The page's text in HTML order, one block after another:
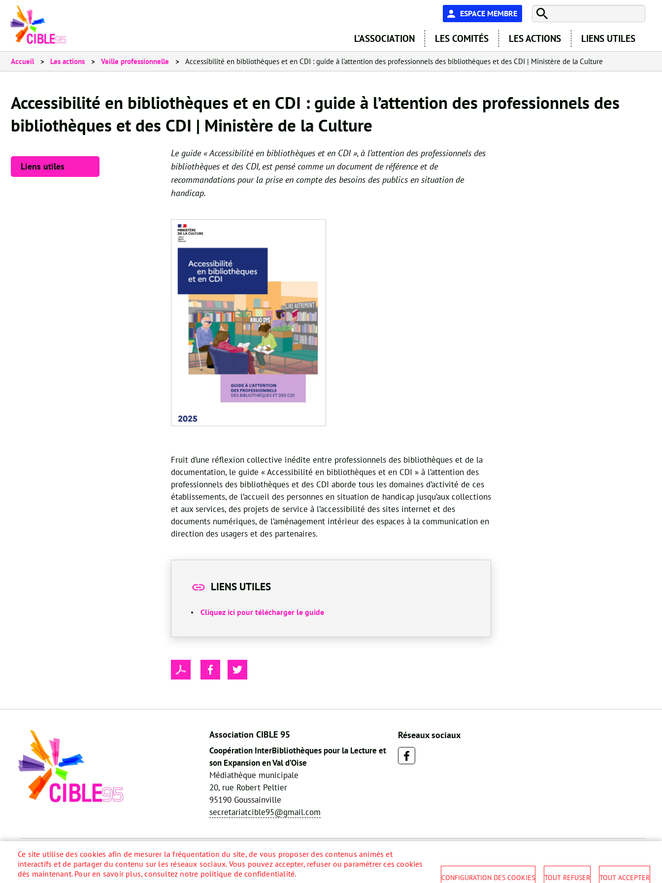
principal
En-
tête
-
Espace
ESPACE MEMBRE
L'ASSOCIATION LES COMITÉS LES ACTIONS LIENS UTILES
Accueil Les actions Veille professionnelle Accessibilité en bibliothèques et en CDI : guide à l’attention des professionnels des bibliothèques et des CDI | Ministère de la Culture
Accessibilité en bibliothèques et en CDI : guide à l’attention des professionnels des
bibliothèques et des CDI | Ministère de la Culture
Liens utiles
Le guide « Accessibilité en bibliothèques et en CDI », à l’attention des professionnels des
bibliothèques et des CDI, est pensé comme un document de référence et de
recommandations pour la prise en compte des besoins des publics en situation de
handicap.
Fruit d’une réflexion collective inédite entre professionnels des bibliothèques et de la
documentation, le guide « Accessibilité en bibliothèques et en CDI » à l’attention des
professionnels des bibliothèques et des CDI aborde tous les domaines d’activité de ces
établissements, de l’accueil des personnes en situation de handicap jusqu’aux collections
et aux services, des projets de service à l’accessibilité des sites internet et des
documents numériques, de l’aménagement intérieur des espaces à la communication en
direction des usagers et des partenaires.
LIENS UTILES
Cliquez ici pour télécharger le guide
Association CIBLE 95
Coopération InterBibliothèques pour la Lecture et
son Expansion en Val d’Oise
Médiathèque municipale
20, rue Robert Peltier
95190 Goussainville
secretariatcible95@gmail.com
Réseaux sociaux
Menu
Pied
de
Accueil Plan du site Contact Mentions légales Données personnelles
Ce site utilise des cookies afin de mesurer la fréquentation du site, de vous proposer des contenus animés et
interactifs et de partager du contenu sur les réseaux sociaux. Vous pouvez accepter, refuser ou paramétrer ces cookies
dès maintenant. Pour en savoir plus, consultez notre politique de confidentialité.
CONFIGURATION DES COOKIES TOUT REFUSER TOUT ACCEPTER